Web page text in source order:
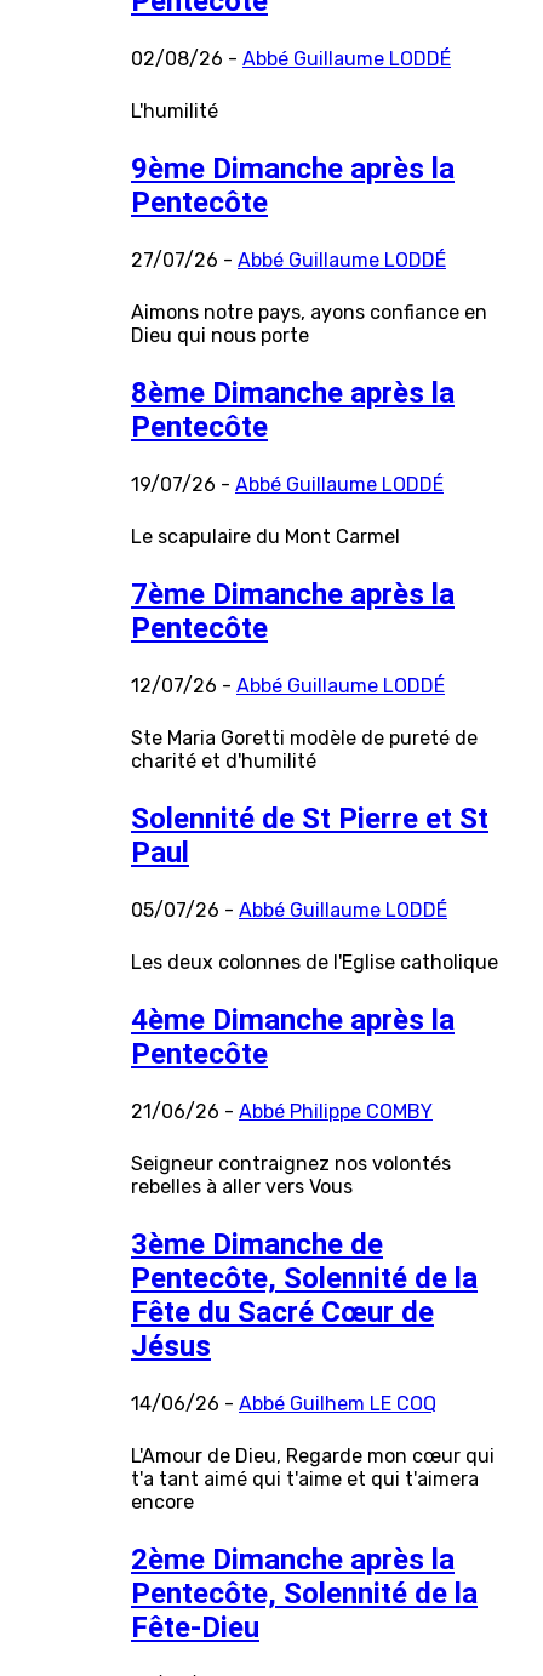
02/08/26 - Abbé Guillaume LODDÉ
L'humilité
9ème Dimanche après la
Pentecôte
27/07/26 - Abbé Guillaume LODDÉ
Aimons notre pays, ayons confiance en
Dieu qui nous porte
8ème Dimanche après la
Pentecôte
19/07/26 - Abbé Guillaume LODDÉ
Le scapulaire du Mont Carmel
7ème Dimanche après la
Pentecôte
12/07/26 - Abbé Guillaume LODDÉ
Ste Maria Goretti modèle de pureté de
charité et d'humilité
Solennité de St Pierre et St
Paul
05/07/26 - Abbé Guillaume LODDÉ
Les deux colonnes de l'Eglise catholique
4ème Dimanche après la
Pentecôte
21/06/26 - Abbé Philippe COMBY
Seigneur contraignez nos volontés
rebelles à aller vers Vous
3ème Dimanche de
Pentecôte, Solennité de la
Fête du Sacré Cœur de
Jésus
14/06/26 - Abbé Guilhem LE COQ
L'Amour de Dieu, Regarde mon cœur qui
t'a tant aimé qui t'aime et qui t'aimera
encore
2ème Dimanche après la
Pentecôte, Solennité de la
Fête-Dieu